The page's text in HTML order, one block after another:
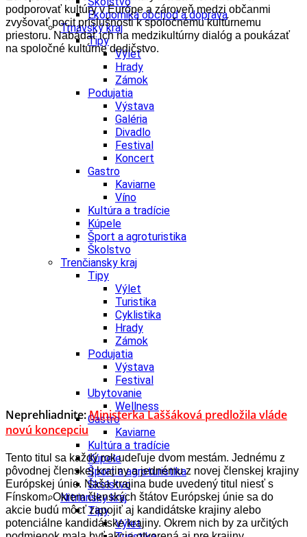
Ekonomika obchod a doprava
Trnavský kraj
Tipy
Výlet
Hrady
Zámok
Podujatia
Výstava
Galéria
Divadlo
Festival
Koncert
Gastro
Kaviarne
Víno
Kultúra a tradície
Kúpele
Šport a agroturistika
Školstvo
Trenčiansky kraj
Tipy
Výlet
Turistika
Cyklistika
Hrady
Zámok
Podujatia
Výstava
Festival
Ubytovanie
Wellness
Gastro
Kaviarne
Kultúra a tradície
Kúpele
Šport a agroturistika
Školstvo
Nitriansky kraj
Tipy
Výlet
podporovať kultúry v Európe a zároveň medzi občanmi
zvyšovať pocit príslušnosti k spoločnému kultúrnemu
priestoru. Nabádať ich na medzikultúrny dialóg a poukázať
na spoločné kultúrne dedičstvo.
Neprehliadnite:Ministerka Laššáková predložila vláde
novú koncepciu
Tento titul sa každý rok udeľuje dvom mestám. Jednému z
pôvodnej členskej krajiny a jednému z novej členskej krajiny
Európskej únie. Naša krajina bude uvedený titul niesť s
Fínskom. Okrem členských štátov Európskej únie sa do
akcie budú môcť zapojiť aj kandidátske krajiny alebo
potenciálne kandidátske krajiny. Okrem nich by za určitých